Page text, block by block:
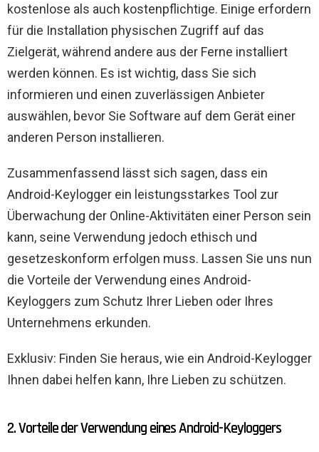
kostenlose als auch kostenpflichtige. Einige erfordern
für die Installation physischen Zugriff auf das
Zielgerät, während andere aus der Ferne installiert
werden können. Es ist wichtig, dass Sie sich
informieren und einen zuverlässigen Anbieter
auswählen, bevor Sie Software auf dem Gerät einer
anderen Person installieren.
Zusammenfassend lässt sich sagen, dass ein
Android-Keylogger ein leistungsstarkes Tool zur
Überwachung der Online-Aktivitäten einer Person sein
kann, seine Verwendung jedoch ethisch und
gesetzeskonform erfolgen muss. Lassen Sie uns nun
die Vorteile der Verwendung eines Android-
Keyloggers zum Schutz Ihrer Lieben oder Ihres
Unternehmens erkunden.
Exklusiv: Finden Sie heraus, wie ein Android-Keylogger
Ihnen dabei helfen kann, Ihre Lieben zu schützen.
2. Vorteile der Verwendung eines Android-Keyloggers